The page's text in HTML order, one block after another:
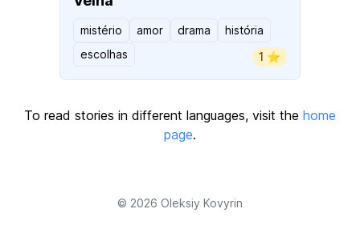
mistério amor drama
história
escolhas
1 ⭐️
To read stories in different languages, visit the home
page.
© 2026 Oleksiy Kovyrin